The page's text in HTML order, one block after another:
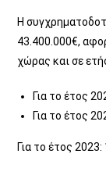
Η
43.400.000€,
χώρας και σε
Για το έτος
Για το έτος
Για το έτος